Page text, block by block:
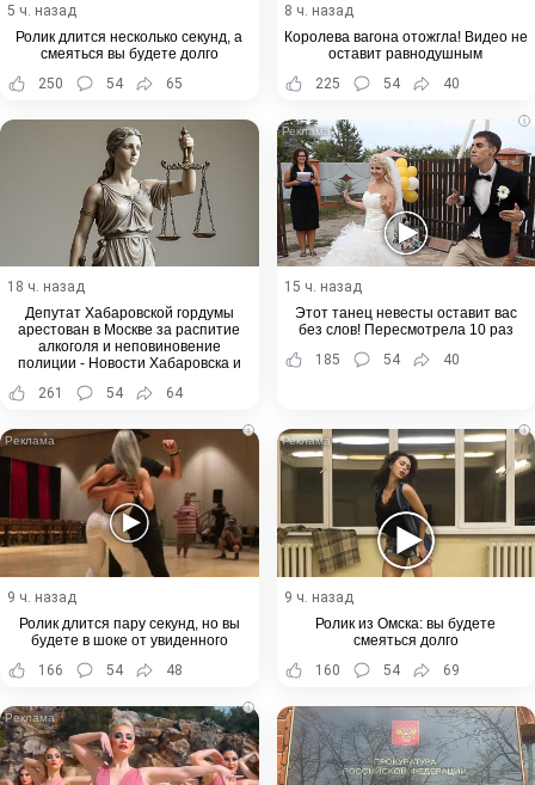
5 ч. назад
Ролик длится несколько секунд, а
смеяться вы будете долго
250
54 65
8 ч. назад
Королева вагона отожгла! Видео не
оставит равнодушным
225
54 40
18 ч. назад
Депутат Хабаровской гордумы
арестован в Москве за распитие
алкоголя и неповиновение
полиции - Новости Хабаровска и
261 54 64
i
15 ч. назад
Этот танец невесты оставит вас
без слов! Пересмотрела 10 раз
185
54 40
i
9 ч. назад
Ролик длится пару секунд, но вы
будете в шоке от увиденного
166
54 48
i
9 ч. назад
Ролик из Омска: вы будете
смеяться долго
160
54 69
i